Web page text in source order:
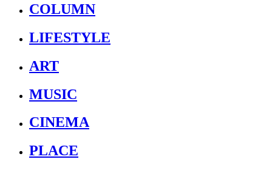
COLUMN
LIFESTYLE
ART
MUSIC
CINEMA
PLACE